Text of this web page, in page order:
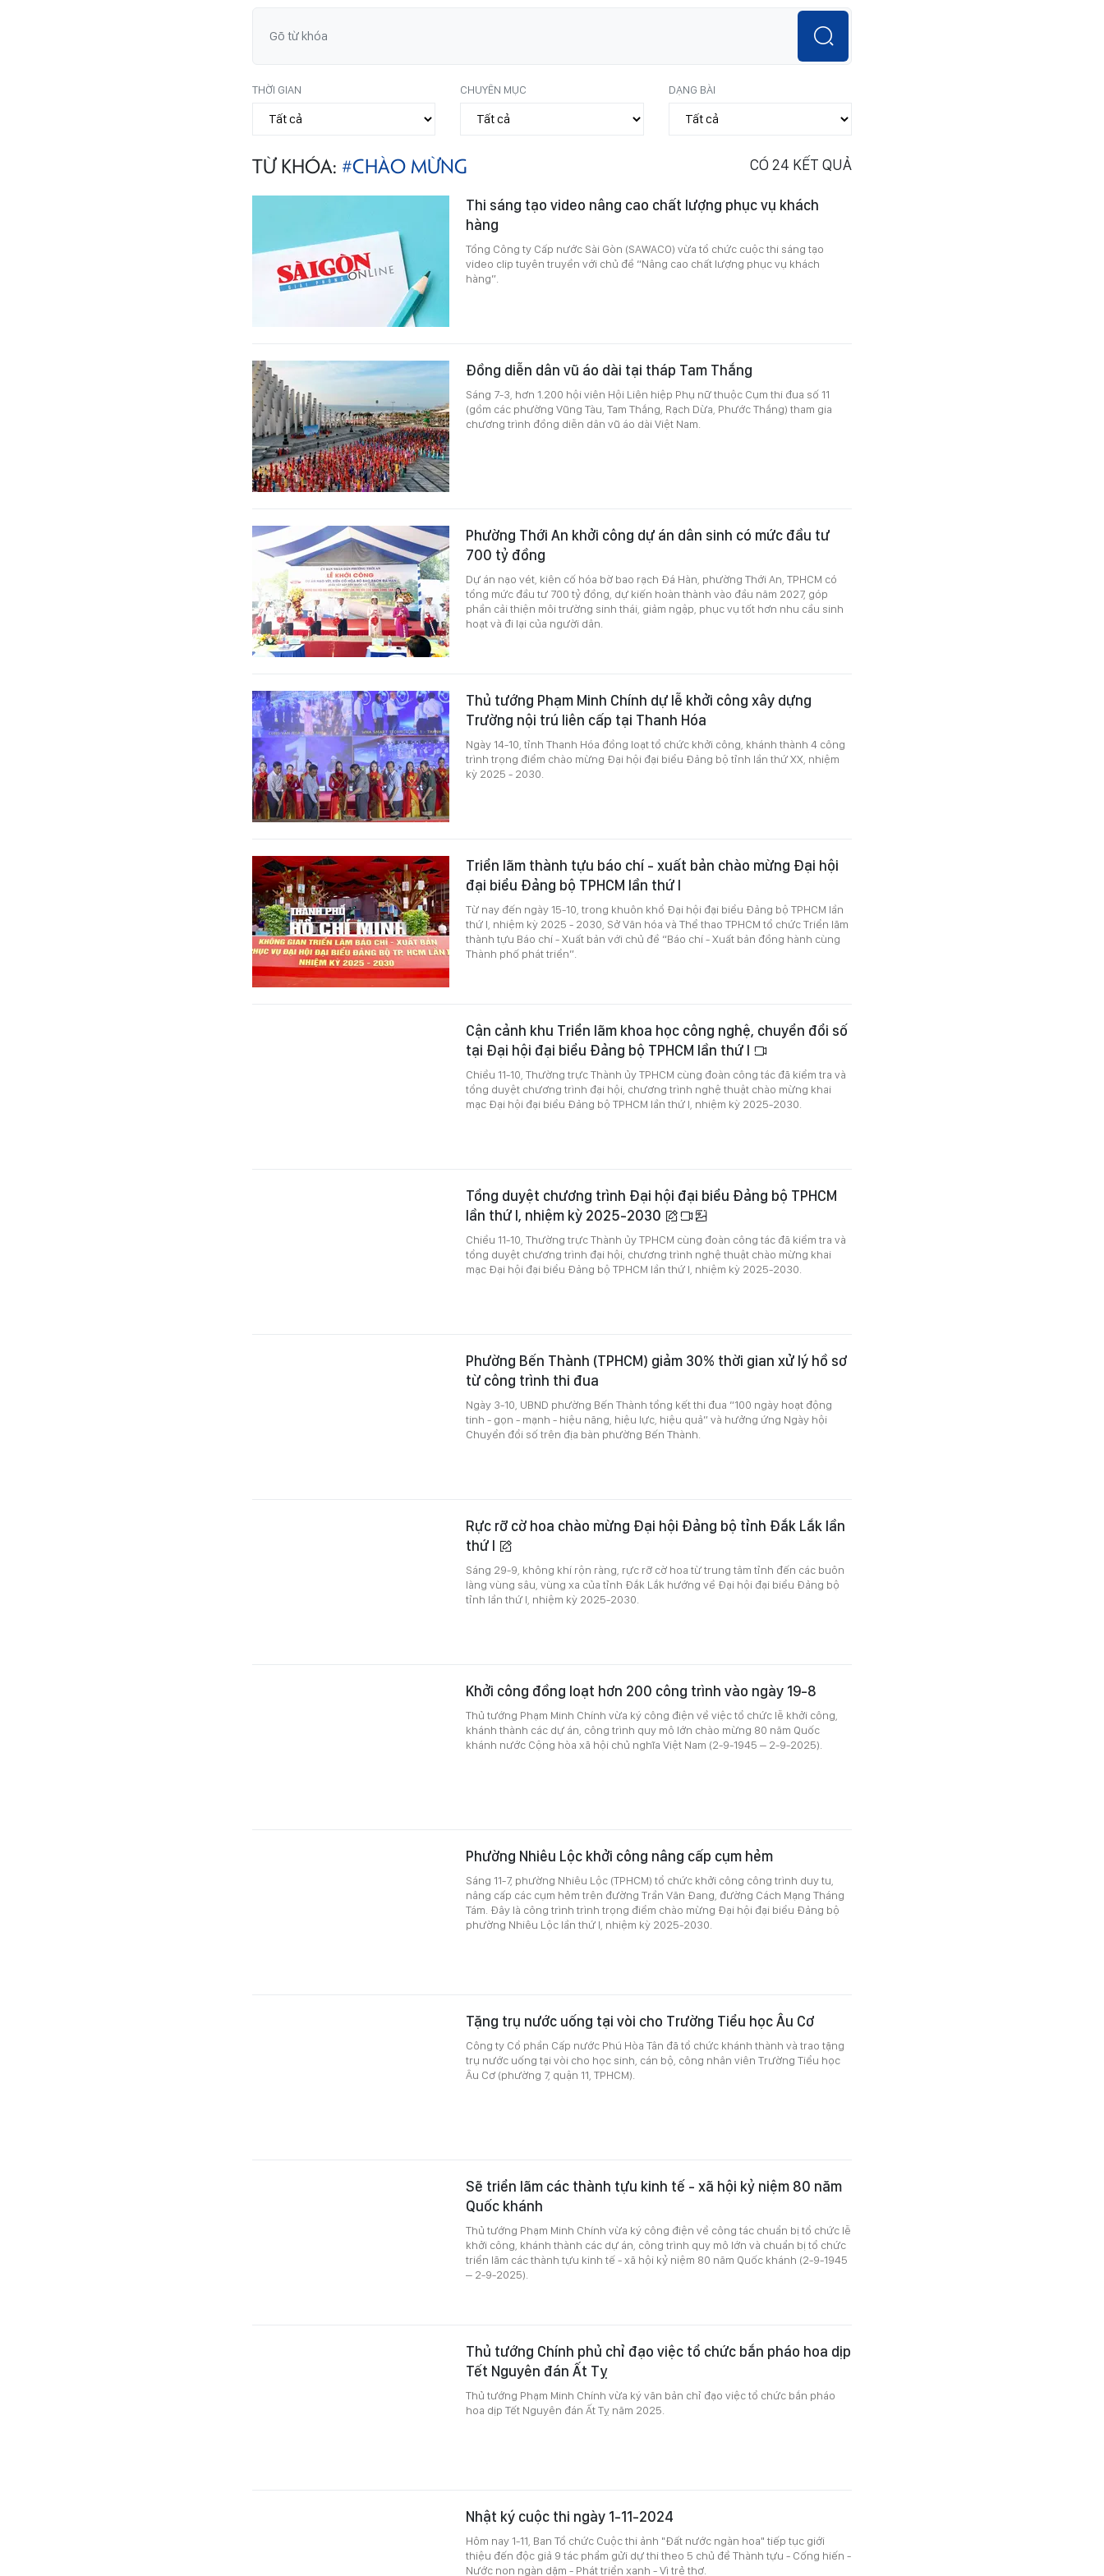
THỜI GIAN CHUYÊN MỤC DẠNG BÀI
TỪ KHÓA: #CHÀO MỪNG CÓ 24 KẾT QUẢ
Thi sáng tạo video nâng cao chất lượng phục vụ khách
hàng
Tổng Công ty Cấp nước Sài Gòn (SAWACO) vừa tổ chức cuộc thi sáng tạo
video clip tuyên truyền với chủ đề “Nâng cao chất lượng phục vụ khách
hàng”.
Đồng diễn dân vũ áo dài tại tháp Tam Thắng
Sáng 7-3, hơn 1.200 hội viên Hội Liên hiệp Phụ nữ thuộc Cụm thi đua số 11
(gồm các phường Vũng Tàu, Tam Thắng, Rạch Dừa, Phước Thắng) tham gia
chương trình đồng diễn dân vũ áo dài Việt Nam.
Phường Thới An khởi công dự án dân sinh có mức đầu tư
700 tỷ đồng
Dự án nạo vét, kiên cố hóa bờ bao rạch Đá Hàn, phường Thới An, TPHCM có
tổng mức đầu tư 700 tỷ đồng, dự kiến hoàn thành vào đầu năm 2027, góp
phần cải thiện môi trường sinh thái, giảm ngập, phục vụ tốt hơn nhu cầu sinh
hoạt và đi lại của người dân.
Thủ tướng Phạm Minh Chính dự lễ khởi công xây dựng
Trường nội trú liên cấp tại Thanh Hóa
Ngày 14-10, tỉnh Thanh Hóa đồng loạt tổ chức khởi công, khánh thành 4 công
trình trọng điểm chào mừng Đại hội đại biểu Đảng bộ tỉnh lần thứ XX, nhiệm
kỳ 2025 - 2030.
Triển lãm thành tựu báo chí - xuất bản chào mừng Đại hội
đại biểu Đảng bộ TPHCM lần thứ I
Từ nay đến ngày 15-10, trong khuôn khổ Đại hội đại biểu Đảng bộ TPHCM lần
thứ I, nhiệm kỳ 2025 - 2030, Sở Văn hóa và Thể thao TPHCM tổ chức Triển lãm
thành tựu Báo chí - Xuất bản với chủ đề “Báo chí - Xuất bản đồng hành cùng
Thành phố phát triển”.
Cận cảnh khu Triển lãm khoa học công nghệ, chuyển đổi số
tại Đại hội đại biểu Đảng bộ TPHCM lần thứ I
Chiều 11-10, Thường trực Thành ủy TPHCM cùng đoàn công tác đã kiểm tra và
tổng duyệt chương trình đại hội, chương trình nghệ thuật chào mừng khai
mạc Đại hội đại biểu Đảng bộ TPHCM lần thứ I, nhiệm kỳ 2025-2030.
Tổng duyệt chương trình Đại hội đại biểu Đảng bộ TPHCM
lần thứ I, nhiệm kỳ 2025-2030
Chiều 11-10, Thường trực Thành ủy TPHCM cùng đoàn công tác đã kiểm tra và
tổng duyệt chương trình đại hội, chương trình nghệ thuật chào mừng khai
mạc Đại hội đại biểu Đảng bộ TPHCM lần thứ I, nhiệm kỳ 2025-2030.
Phường Bến Thành (TPHCM) giảm 30% thời gian xử lý hồ sơ
từ công trình thi đua
Ngày 3-10, UBND phường Bến Thành tổng kết thi đua “100 ngày hoạt động
tinh - gọn - mạnh - hiệu năng, hiệu lực, hiệu quả” và hưởng ứng Ngày hội
Chuyển đổi số trên địa bàn phường Bến Thành.
Rực rỡ cờ hoa chào mừng Đại hội Đảng bộ tỉnh Đắk Lắk lần
thứ I
Sáng 29-9, không khí rộn ràng, rực rỡ cờ hoa từ trung tâm tỉnh đến các buôn
làng vùng sâu, vùng xa của tỉnh Đắk Lắk hướng về Đại hội đại biểu Đảng bộ
tỉnh lần thứ I, nhiệm kỳ 2025-2030.
Khởi công đồng loạt hơn 200 công trình vào ngày 19-8
Thủ tướng Phạm Minh Chính vừa ký công điện về việc tổ chức lễ khởi công,
khánh thành các dự án, công trình quy mô lớn chào mừng 80 năm Quốc
khánh nước Cộng hòa xã hội chủ nghĩa Việt Nam (2-9-1945 – 2-9-2025).
Phường Nhiêu Lộc khởi công nâng cấp cụm hẻm
Sáng 11-7, phường Nhiêu Lộc (TPHCM) tổ chức khởi công công trình duy tu,
nâng cấp các cụm hẻm trên đường Trần Văn Đang, đường Cách Mạng Tháng
Tám. Đây là công trình trình trọng điểm chào mừng Đại hội đại biểu Đảng bộ
phường Nhiêu Lộc lần thứ I, nhiệm kỳ 2025-2030.
Tặng trụ nước uống tại vòi cho Trường Tiểu học Âu Cơ
Công ty Cổ phần Cấp nước Phú Hòa Tân đã tổ chức khánh thành và trao tặng
trụ nước uống tại vòi cho học sinh, cán bộ, công nhân viên Trường Tiểu học
Âu Cơ (phường 7, quận 11, TPHCM).
Sẽ triển lãm các thành tựu kinh tế - xã hội kỷ niệm 80 năm
Quốc khánh
Thủ tướng Phạm Minh Chính vừa ký công điện về công tác chuẩn bị tổ chức lễ
khởi công, khánh thành các dự án, công trình quy mô lớn và chuẩn bị tổ chức
triển lãm các thành tựu kinh tế - xã hội kỷ niệm 80 năm Quốc khánh (2-9-1945
– 2-9-2025).
Thủ tướng Chính phủ chỉ đạo việc tổ chức bắn pháo hoa dịp
Tết Nguyên đán Ất Tỵ
Thủ tướng Phạm Minh Chính vừa ký văn bản chỉ đạo việc tổ chức bắn pháo
hoa dịp Tết Nguyên đán Ất Tỵ năm 2025.
Nhật ký cuộc thi ngày 1-11-2024
Hôm nay 1-11, Ban Tổ chức Cuộc thi ảnh "Đất nước ngàn hoa" tiếp tục giới
thiệu đến độc giả 9 tác phẩm gửi dự thi theo 5 chủ đề Thành tựu - Cống hiến -
Nước non ngàn dặm - Phát triển xanh - Vì trẻ thơ.